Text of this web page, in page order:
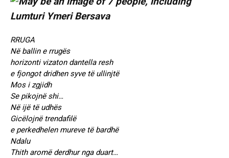
RRUGA
Në ballin e rrugës
horizonti vizaton dantella resh
e fjongot dridhen syve të ullinjtë
Mos i zgjidh
Se pikojnë shi…
Në ijë të udhës
Gicëlojnë trendafilë
e perkedhelen mureve të bardhë
Ndalu
Thith aromë derdhur nga duart…